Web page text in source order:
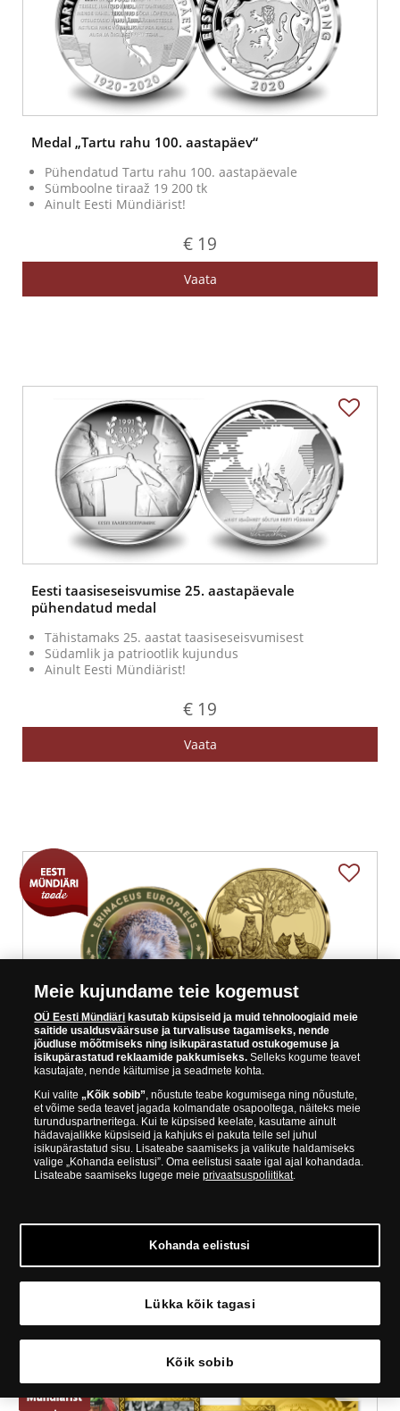
Medal „Tartu rahu 100. aastapäev“
Pühendatud Tartu rahu 100. aastapäevale
Sümboolne tiraaž 19 200 tk
Ainult Eesti Mündiärist!
€ 19
Vaata
Eesti taasiseseisvumise 25. aastapäevale
pühendatud medal
Tähistamaks 25. aastat taasiseseisvumisest
Südamlik ja patriootlik kujundus
Ainult Eesti Mündiärist!
€ 19
Vaata
Kollektsioon „Aasta loom”, esimene medal „Siil”
Ainulaadne kollektsioon, mis on pühendatud Eestis
valitud aasta loomadele
Koostöös MTÜ Aasta loomaga
Medalid on värvilised ja kaetud puhta 999/1000
kullaga
Iga medaliga on kaasas põnev looma tutvustustekst
Ainult Eesti Mündiärist!
€ 43,95
Meie kujundame teie kogemust
OÜ Eesti Mündiäri kasutab küpsiseid ja muid tehnoloogiaid meie
saitide usaldusväärsuse ja turvalisuse tagamiseks, nende
jõudluse mõõtmiseks ning isikupärastatud ostukogemuse ja
isikupärastatud reklaamide pakkumiseks. Selleks kogume teavet
kasutajate, nende käitumise ja seadmete kohta.
Kui valite „Kõik sobib”, nõustute teabe kogumisega ning nõustute,
et võime seda teavet jagada kolmandate osapooltega, näiteks meie
turunduspartneritega. Kui te küpsised keelate, kasutame ainult
hädavajalikke küpsiseid ja kahjuks ei pakuta teile sel juhul
isikupärastatud sisu. Lisateabe saamiseks ja valikute haldamiseks
valige „Kohanda eelistusi”. Oma eelistusi saate igal ajal kohandada.
Lisateabe saamiseks lugege meieprivaatsuspoliitikat.
Kohanda eelistusi
Lükka kõik tagasi
Kõik sobib